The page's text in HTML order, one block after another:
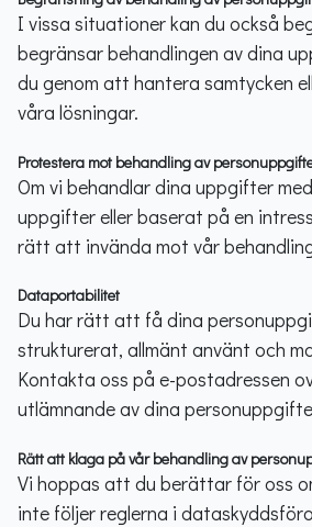
I vissa situationer kan du också
begränsar behandlingen av dina
du genom att hantera samtycken
våra lösningar.
Protestera mot behandling av
Om vi behandlar dina uppgifter
uppgifter eller baserat på en
rätt att invända mot vår
Dataportabilitet
Du har rätt att få dina
strukturerat, allmänt använt och
Kontakta oss på e-postadressen
utlämnande av dina
Rätt att klaga på vår behandling av
Vi hoppas att du berättar för oss
inte följer reglerna i